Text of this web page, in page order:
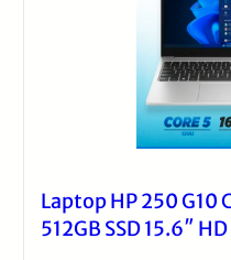
Laptop HP 250 G10
512GB SSD 15.6″